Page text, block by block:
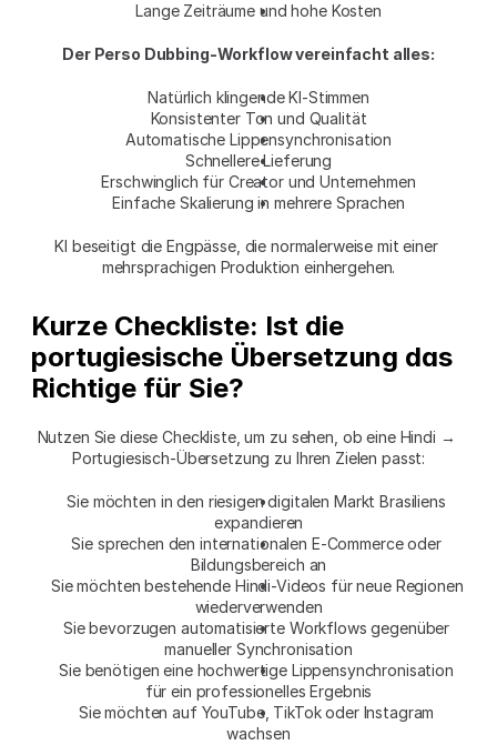
Lange Zeiträume und hohe Kosten
Der Perso Dubbing-Workflow vereinfacht alles:
Natürlich klingende KI-Stimmen
Konsistenter Ton und Qualität
Automatische Lippensynchronisation
Schnellere Lieferung
Erschwinglich für Creator und Unternehmen
Einfache Skalierung in mehrere Sprachen
KI beseitigt die Engpässe, die normalerweise mit einer
mehrsprachigen Produktion einhergehen.
Kurze Checkliste: Ist die
portugiesische Übersetzung das
Richtige für Sie?
Nutzen Sie diese Checkliste, um zu sehen, ob eine Hindi →
Portugiesisch-Übersetzung zu Ihren Zielen passt:
Sie möchten in den riesigen digitalen Markt Brasiliens
expandieren
Sie sprechen den internationalen E-Commerce oder
Bildungsbereich an
Sie möchten bestehende Hindi-Videos für neue Regionen
wiederverwenden
Sie bevorzugen automatisierte Workflows gegenüber
manueller Synchronisation
Sie benötigen eine hochwertige Lippensynchronisation
für ein professionelles Ergebnis
Sie möchten auf YouTube, TikTok oder Instagram
wachsen